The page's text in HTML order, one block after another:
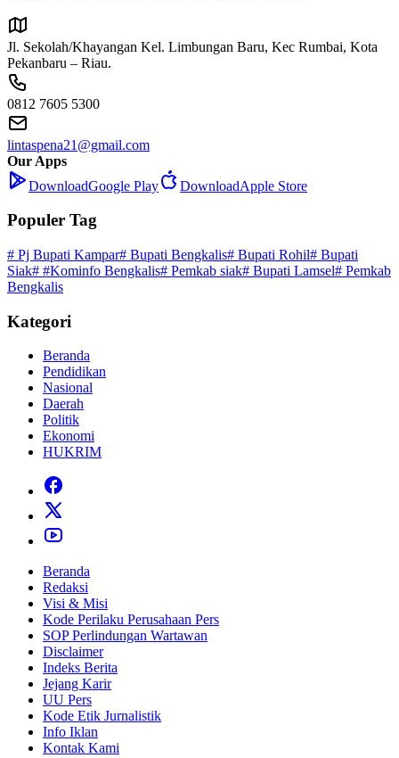
Jl. Sekolah/Khayangan Kel. Limbungan Baru, Kec Rumbai, Kota
Pekanbaru – Riau.
0812 7605 5300
lintaspena21@gmail.com
Our Apps
DownloadGoogle Play DownloadApple Store
Populer Tag
# Pj Bupati Kampar# Bupati Bengkalis# Bupati Rohil# Bupati
Siak# #Kominfo Bengkalis# Pemkab siak# Bupati Lamsel# Pemkab
Bengkalis
Kategori
Beranda
Pendidikan
Nasional
Daerah
Politik
Ekonomi
HUKRIM
Beranda
Redaksi
Visi & Misi
Kode Perilaku Perusahaan Pers
SOP Perlindungan Wartawan
Disclaimer
Indeks Berita
Jejang Karir
UU Pers
Kode Etik Jurnalistik
Info Iklan
Kontak Kami